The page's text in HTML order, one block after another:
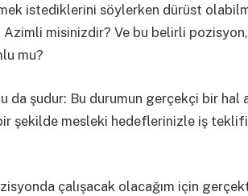
istediklerini söylerken dürüst
misinizdir? Ve bu belirli pozisyon,
mu?
da şudur: Bu durumun gerçekçi bir hal
şekilde mesleki hedeflerinizle iş
çalışacak olacağım için